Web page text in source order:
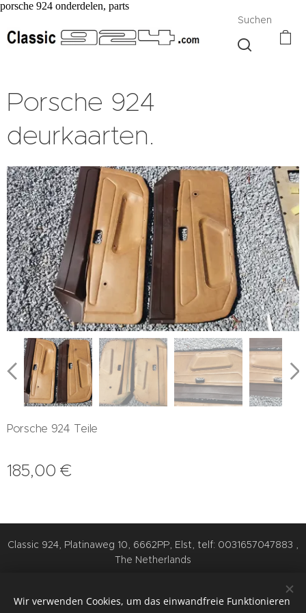
porsche 924 onderdelen, parts
Suchen
Porsche 924
deurkaarten.
Porsche 924 Teile
185,00 €
Classic 924, Platinaweg 10, 6662PP, Elst, telf: 0031657047883 ,
The Netherlands
Wir verwenden Cookies, um das einwandfreie Funktionieren